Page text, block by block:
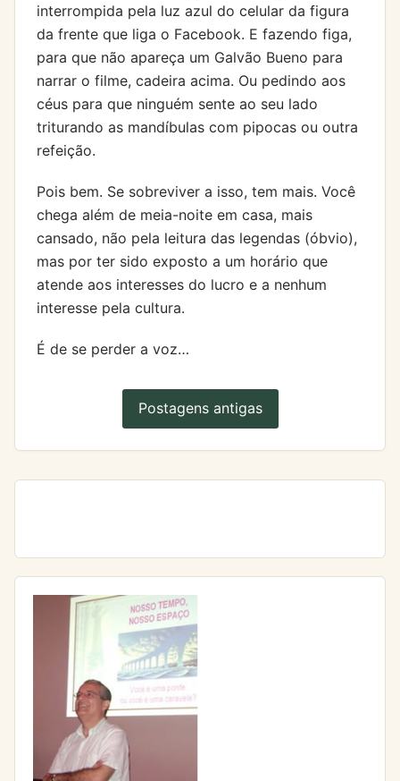
interrompida pela luz azul do celular da figura
da frente que liga o Facebook. E fazendo figa,
para que não apareça um Galvão Bueno para
narrar o filme, cadeira acima. Ou pedindo aos
céus para que ninguém sente ao seu lado
triturando as mandíbulas com pipocas ou outra
refeição.
Pois bem. Se sobreviver a isso, tem mais. Você
chega além de meia-noite em casa, mais
cansado, não pela leitura das legendas (óbvio),
mas por ter sido exposto a um horário que
atende aos interesses do lucro e a nenhum
interesse pela cultura.
É de se perder a voz…
Postagens antigas